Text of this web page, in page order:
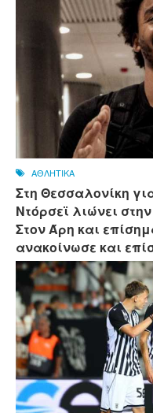
ΑΘΛΗΤΙΚΑ
Στη Θεσσαλονίκη
Ντόρσεϊ λιώνει
Στον Άρη και
ανακοίνωσε και